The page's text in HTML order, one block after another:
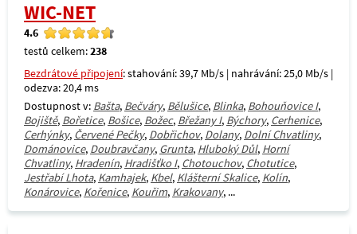
WIC-NET
4.6
testů celkem:238
Bezdrátové připojení: stahování: 39,7 Mb/s | nahrávání: 25,0 Mb/s |
odezva: 20,4 ms
Dostupnost v: Bašta, Bečváry, Bělušice, Blinka, Bohouňovice I,
Bojiště, Bořetice, Bošice, Božec, Břežany I, Býchory, Cerhenice,
Cerhýnky, Červené Pečky, Dobřichov, Dolany, Dolní Chvatliny,
Dománovice, Doubravčany, Grunta, Hluboký Důl, Horní
Chvatliny, Hradenín, Hradišťko I, Chotouchov, Chotutice,
Jestřabí Lhota, Kamhajek, Kbel, Klášterní Skalice, Kolín,
Konárovice, Kořenice, Kouřim, Krakovany, ...